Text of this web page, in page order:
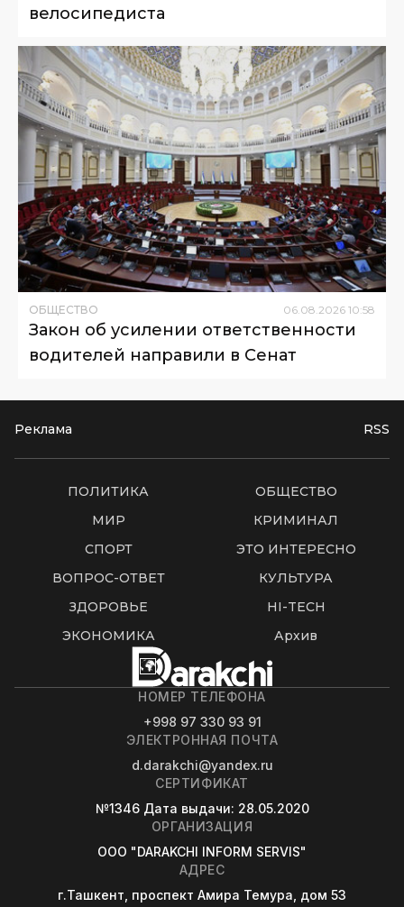
велосипедиста
ОБЩЕСТВО 06 08 2026 10:58
Закон об усилении ответственности
водителей направили в Сенат
Реклама RSS
ПОЛИТИКА
ОБЩЕСТВО
МИР
КРИМИНАЛ
СПОРТ
ЭТО ИНТЕРЕСНО
ВОПРОС-ОТВЕТ
КУЛЬТУРА
ЗДОРОВЬЕ
HI-TECH
ЭКОНОМИКА
Архив
НОМЕР ТЕЛЕФОНА
+998 97 330 93 91
ЭЛЕКТРОННАЯ ПОЧТА
d.darakchi@yandex.ru
СЕРТИФИКАТ
№1346 Дата выдачи: 28.05.2020
ОРГАНИЗАЦИЯ
OOO "DARAKCHI INFORM SERVIS"
АДРЕС
г.Ташкент, проспект Амира Темура, дом 53